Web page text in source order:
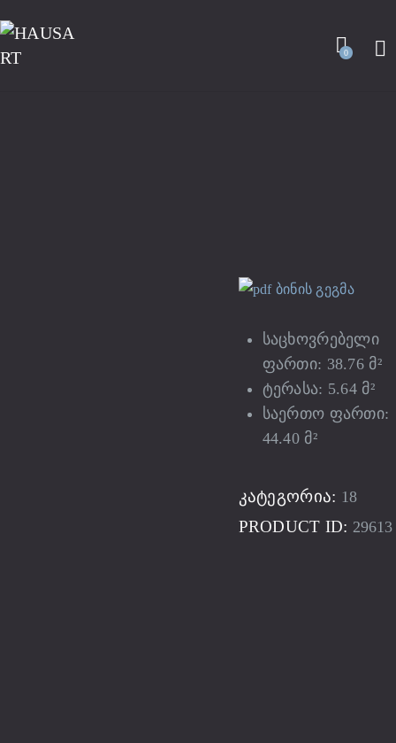
0
ბინის გეგმა
საცხოვრებელი
ფართი: 38.76 მ²
ტერასა: 5.64 მ²
საერთო ფართი:
44.40 მ²
ᲙᲐᲢᲔᲒᲝᲠᲘᲐ: 18
PRODUCT ID: 29613